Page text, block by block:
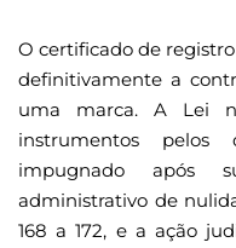
O certificado de
definitivamente a
uma marca. A Lei
instrumentos
impugnado após
administrativo de
168 a 172, e a ação